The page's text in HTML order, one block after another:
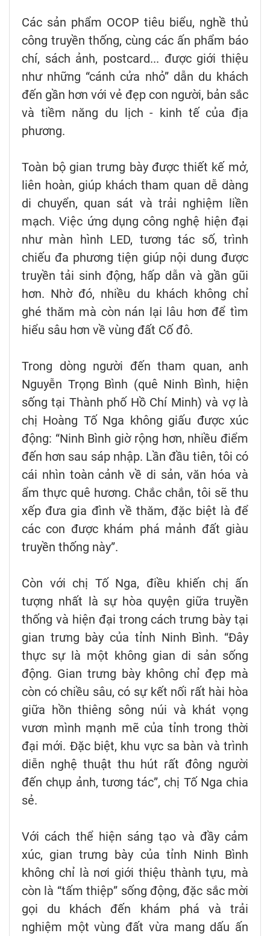
Các sản phẩm OCOP tiêu biểu, nghề thủ
công truyền thống, cùng các ấn phẩm báo
chí, sách ảnh, postcard... được giới thiệu
như những “cánh cửa nhỏ” dẫn du khách
đến gần hơn với vẻ đẹp con người, bản sắc
và tiềm năng du lịch - kinh tế của địa
phương.
Toàn bộ gian trưng bày được thiết kế mở,
liên hoàn, giúp khách tham quan dễ dàng
di chuyển, quan sát và trải nghiệm liền
mạch. Việc ứng dụng công nghệ hiện đại
như màn hình LED, tương tác số, trình
chiếu đa phương tiện giúp nội dung được
truyền tải sinh động, hấp dẫn và gần gũi
hơn. Nhờ đó, nhiều du khách không chỉ
ghé thăm mà còn nán lại lâu hơn để tìm
hiểu sâu hơn về vùng đất Cố đô.
Trong dòng người đến tham quan, anh
Nguyễn Trọng Bình (quê Ninh Bình, hiện
sống tại Thành phố Hồ Chí Minh) và vợ là
chị Hoàng Tố Nga không giấu được xúc
động: “Ninh Bình giờ rộng hơn, nhiều điểm
đến hơn sau sáp nhập. Lần đầu tiên, tôi có
cái nhìn toàn cảnh về di sản, văn hóa và
ẩm thực quê hương. Chắc chắn, tôi sẽ thu
xếp đưa gia đình về thăm, đặc biệt là để
các con được khám phá mảnh đất giàu
truyền thống này”.
Còn với chị Tố Nga, điều khiến chị ấn
tượng nhất là sự hòa quyện giữa truyền
thống và hiện đại trong cách trưng bày tại
gian trưng bày của tỉnh Ninh Bình. “Đây
thực sự là một không gian di sản sống
động. Gian trưng bày không chỉ đẹp mà
còn có chiều sâu, có sự kết nối rất hài hòa
giữa hồn thiêng sông núi và khát vọng
vươn mình mạnh mẽ của tỉnh trong thời
đại mới. Đặc biệt, khu vực sa bàn và trình
diễn nghệ thuật thu hút rất đông người
đến chụp ảnh, tương tác”, chị Tố Nga chia
sẻ.
Với cách thể hiện sáng tạo và đầy cảm
xúc, gian trưng bày của tỉnh Ninh Bình
không chỉ là nơi giới thiệu thành tựu, mà
còn là “tấm thiệp” sống động, đặc sắc mời
gọi du khách đến khám phá và trải
nghiệm một vùng đất vừa mang dấu ấn